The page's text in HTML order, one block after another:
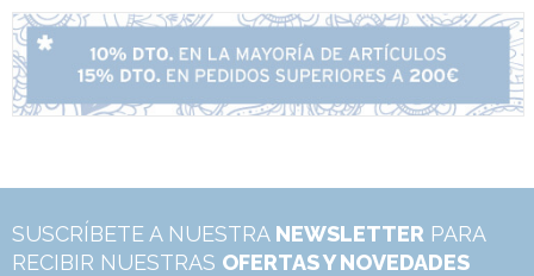
SUSCRÍBETE A NUESTRA NEWSLETTER PARA
RECIBIR NUESTRAS OFERTAS Y NOVEDADES